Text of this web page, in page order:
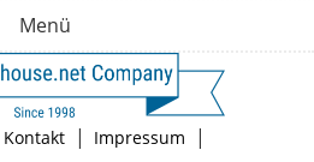
Menü
Kontakt | Impressum |